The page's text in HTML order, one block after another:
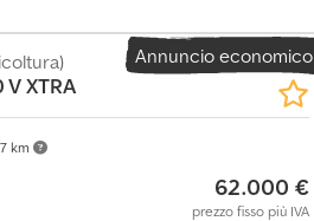
fisse e con funzione di sterzo
Q-W560 Pneumatici 560/45-22,5
(0160) Q-A070 Supporto aggiuntivo
(0180) Q-A365 Cunei di supporto
Gancio di traino fisso da 40 mm
Annuncio economico
km
V XTRA
62.000 €
prezzo fisso più IVA